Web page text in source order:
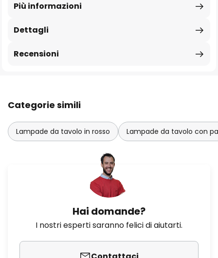
Dettagli
Più informazioni
Recensioni
Categorie simili
Lampade da tavolo in rosso Lampade da tavolo con
Hai domande?
I nostri esperti saranno felici di aiutarti.